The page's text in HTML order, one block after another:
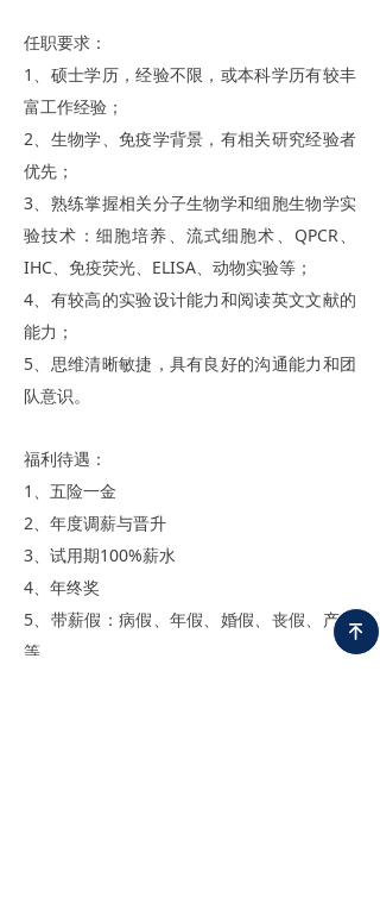
任职要求：
1、硕士学历，经验不限，或本科学历有较丰
富工作经验；
2、生物学、免疫学背景，有相关研究经验者
优先；
3、熟练掌握相关分子生物学和细胞生物学实
验技术：细胞培养、流式细胞术、QPCR、
IHC、免疫荧光、ELISA、动物实验等；
4、有较高的实验设计能力和阅读英文文献的
能力；
5、思维清晰敏捷，具有良好的沟通能力和团
队意识。
福利待遇：
1、五险一金
2、年度调薪与晋升
3、试用期100%薪水
4、年终奖
5、带薪假：病假、年假、婚假、丧假、产假
等
녠